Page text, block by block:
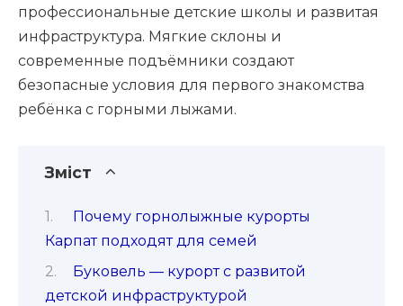
профессиональные детские школы и развитая
инфраструктура. Мягкие склоны и
современные подъёмники создают
безопасные условия для первого знакомства
ребёнка с горными лыжами.
Зміст
Почему горнолыжные курорты
Карпат подходят для семей
Буковель — курорт с развитой
детской инфраструктурой